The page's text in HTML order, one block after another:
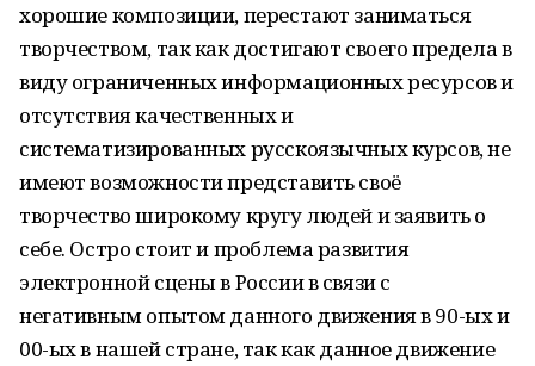
хорошие композиции, перестают заниматься
творчеством, так как достигают своего предела в
виду ограниченных информационных ресурсов и
отсутствия качественных и
систематизированных русскоязычных курсов, не
имеют возможности представить своё
творчество широкому кругу людей и заявить о
себе. Остро стоит и проблема развития
электронной сцены в России в связи с
негативным опытом данного движения в 90-ых и
00-ых в нашей стране, так как данное движение